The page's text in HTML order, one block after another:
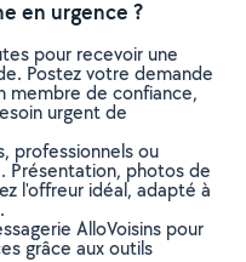
en urgence ?
pour recevoir une
Postez votre demande
membre de confiance,
urgent de
professionnels ou
Présentation, photos de
l'offreur idéal, adapté à
AlloVoisins pour
grâce aux outils